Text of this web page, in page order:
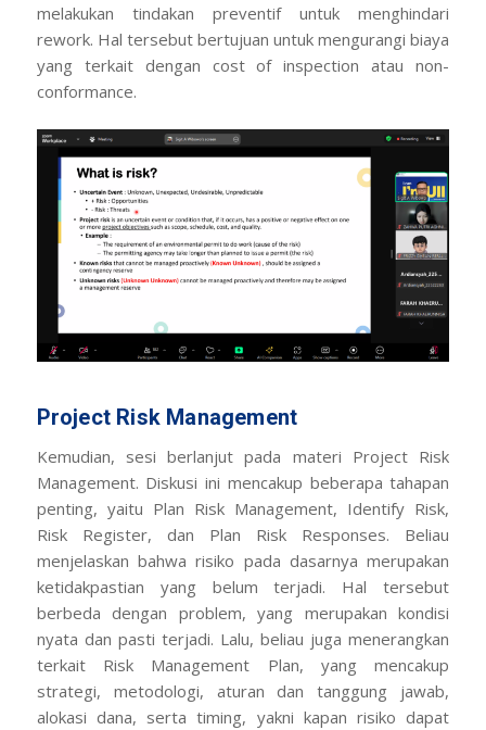
melakukan tindakan preventif untuk menghindari
rework. Hal tersebut bertujuan untuk mengurangi biaya
yang terkait dengan cost of inspectionataunon-
conformance.
Project Risk Management
Kemudian, sesi berlanjut pada materi Project Risk
Management. Diskusi ini mencakup beberapa tahapan
penting, yaitu Plan Risk Management, Identify Risk,
Risk Register, dan Plan Risk Responses. Beliau
menjelaskan bahwa risiko pada dasarnya merupakan
ketidakpastian yang belum terjadi. Hal tersebut
berbeda dengan problem, yang merupakan kondisi
nyata dan pasti terjadi. Lalu, beliau juga menerangkan
terkait Risk Management Plan, yang mencakup
strategi, metodologi, aturan dan tanggung jawab,
alokasi dana, sertatiming, yakni kapan risiko dapat